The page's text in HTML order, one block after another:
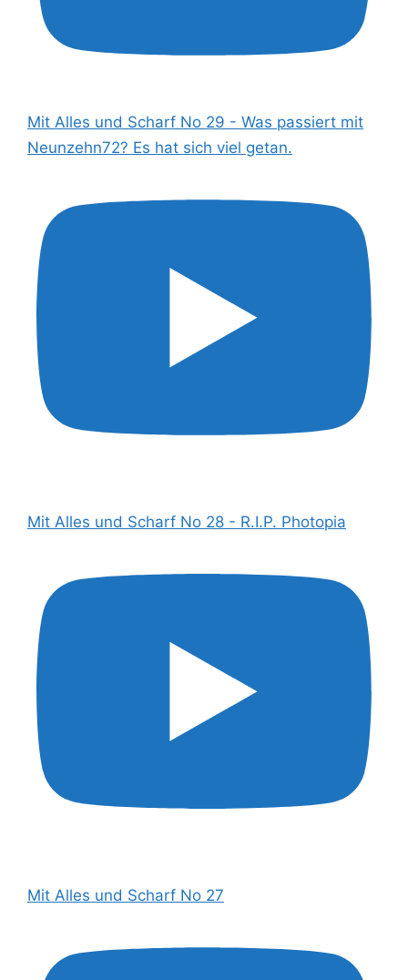
Mit Alles und Scharf No 29 - Was passiert mit
Neunzehn72? Es hat sich viel getan.
Mit Alles und Scharf No 28 - R.I.P. Photopia
Mit Alles und Scharf No 27